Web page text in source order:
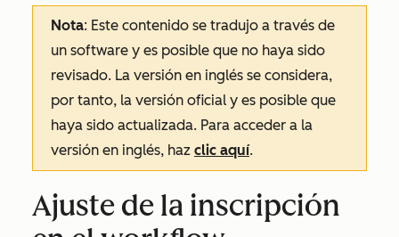
Nota: Este contenido se tradujo a través de
un software y es posible que no haya sido
revisado. La versión en inglés se considera,
por tanto, la versión oficial y es posible que
haya sido actualizada. Para acceder a la
versión en inglés, haz clic aquí.
Ajuste de la inscripción